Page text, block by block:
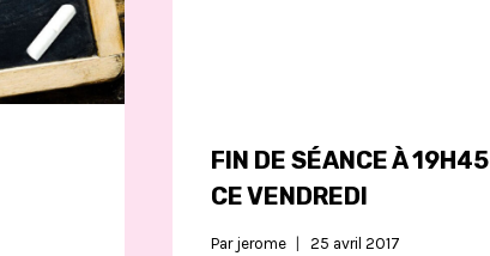
FIN DE SÉANCE À 19H45
CE VENDREDI
Par jerome 25 avril 2017